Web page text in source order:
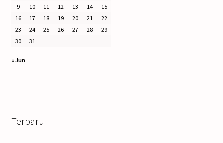
9
10 11 12 13 14
15
16
17 18 19 20 21
22
23
24 25 26 27 28
29
30
31
« Jun
Terbaru